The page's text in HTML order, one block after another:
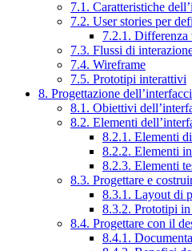
7.1. Caratteristiche
7.2. User stories per
7.2.1. Differenza
7.3. Flussi di
7.4. Wireframe
7.5. Prototipi interattivi
8. Progettazione
8.1. Obiettivi
8.2. Elementi
8.2.1. Elementi
8.2.2. Elementi
8.2.3. Elementi
8.3. Progettare e
8.3.1. Layout di
8.3.2. Prototipi in
8.4. Progettare con il
8.4.1.